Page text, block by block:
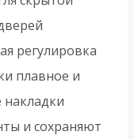
регулировка
плавное и
накладки
и сохраняют